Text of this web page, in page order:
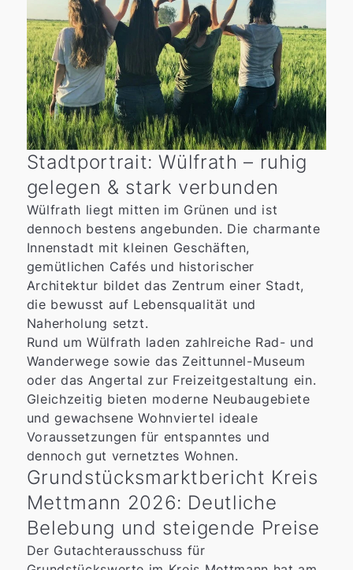
Stadtportrait: Wülfrath – ruhig
gelegen & stark verbunden
Wülfrath liegt mitten im Grünen und ist
dennoch bestens angebunden. Die charmante
Innenstadt mit kleinen Geschäften,
gemütlichen Cafés und historischer
Architektur bildet das Zentrum einer Stadt,
die bewusst auf Lebensqualität und
Naherholung setzt.
Rund um Wülfrath laden zahlreiche Rad- und
Wanderwege sowie das Zeittunnel-Museum
oder das Angertal zur Freizeitgestaltung ein.
Gleichzeitig bieten moderne Neubaugebiete
und gewachsene Wohnviertel ideale
Voraussetzungen für entspanntes und
dennoch gut vernetztes Wohnen.
Grundstücksmarktbericht Kreis
Mettmann 2026: Deutliche
Belebung und steigende Preise
Der Gutachterausschuss für